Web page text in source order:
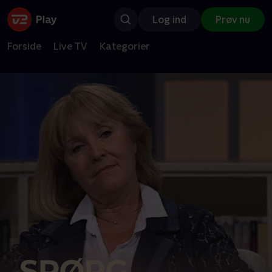
Log ind Prøv nu
Forside Live TV Kategorier